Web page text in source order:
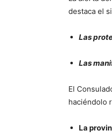
destaca el
Las
Las
El
haciéndolo
La